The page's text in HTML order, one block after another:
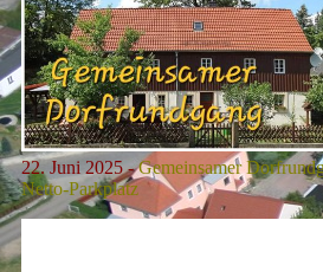
22. Juni 2025 -Gemeinsamer
Netto-Parkplatz